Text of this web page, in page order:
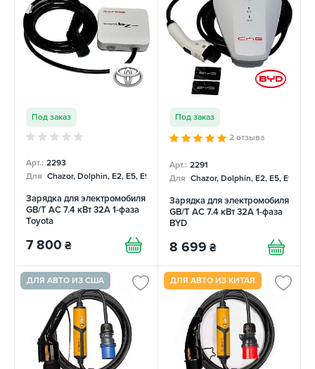
Под заказ
Арт.: 2293
Для Chazor, Dolphin, E2, E5, E9, Mercedes
Зарядка для электромобиля
GB/T AC 7.4 кВт 32А 1-фаза
Toyota
7 800 ₴
Под заказ
2 отзыва
Арт.: 2291
Для Chazor, Dolphin, E2, E5, E9,
Зарядка для электромобиля
GB/T AC 7.4 кВт 32А 1-фаза
BYD
8 699 ₴
ДЛЯ АВТО ИЗ США ДЛЯ АВТО ИЗ КИТАЯ